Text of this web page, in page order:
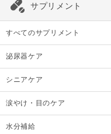
サプリメント
すべてのサプリメント
泌尿器ケア
シニアケア
涙やけ・目のケア
水分補給